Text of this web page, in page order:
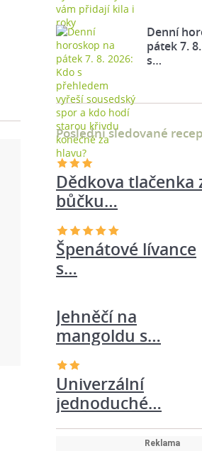
Denní
pátek 7.
s…
Poslední sledované
Jehněčí na
mangoldu s…
Univerzální
jednoduché…
Špenátové lívance
s…
Dědkova tlačenka
bůčku…